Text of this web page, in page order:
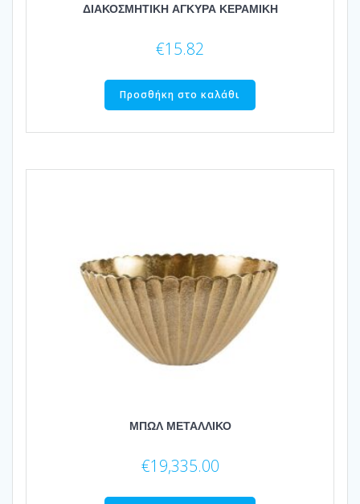
ΔΙΑΚΟΣΜΗΤΙΚΗ ΑΓΚΥΡΑ ΚΕΡΑΜΙΚΗ
€15.82
Προσθήκη στο καλάθι
ΜΠΩΛ ΜΕΤΑΛΛΙΚΟ
€19,335.00